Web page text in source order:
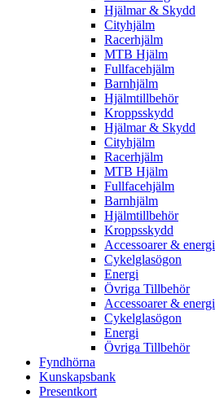
Hjälmar & Skydd
Cityhjälm
Racerhjälm
MTB Hjälm
Fullfacehjälm
Barnhjälm
Hjälmtillbehör
Kroppsskydd
Hjälmar & Skydd
Cityhjälm
Racerhjälm
MTB Hjälm
Fullfacehjälm
Barnhjälm
Hjälmtillbehör
Kroppsskydd
Accessoarer & energi
Cykelglasögon
Energi
Övriga Tillbehör
Accessoarer & energi
Cykelglasögon
Energi
Övriga Tillbehör
Fyndhörna
Kunskapsbank
Presentkort